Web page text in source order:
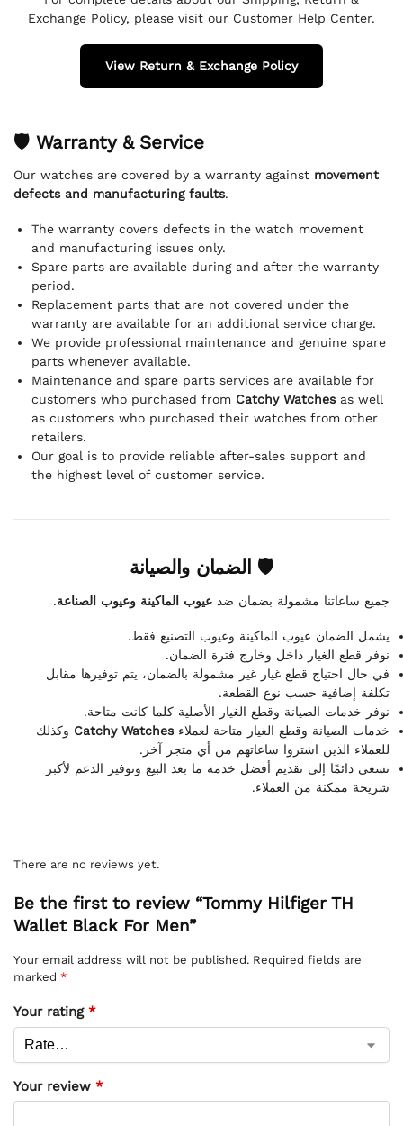
Exchange Policy, please visit our Customer Help Center.
View Return & Exchange Policy
🛡 Warranty & Service
Our watches are covered by a warranty against movement
defects and manufacturing faults.
The warranty covers defects in the watch movement
and manufacturing issues only.
Spare parts are available during and after the warranty
period.
Replacement parts that are not covered under the
warranty are available for an additional service charge.
We provide professional maintenance and genuine spare
parts whenever available.
Maintenance and spare parts services are available for
customers who purchased from Catchy Watchesas well
as customers who purchased their watches from other
retailers.
Our goal is to provide reliable after-sales support and
the highest level of customer service.
🛡 الضمان والصيانة
جميع ساعاتنا مشمولة بضمان ضد عيوب الماكينة وعيوب الصناعة.
يشمل الضمان عيوب الماكينة وعيوب التصنيع فقط.
نوفر قطع الغيار داخل وخارج فترة الضمان.
في حال احتياج قطع غيار غير مشمولة بالضمان، يتم توفيرها مقابل
تكلفة إضافية حسب نوع القطعة.
نوفر خدمات الصيانة وقطع الغيار الأصلية كلما كانت متاحة.
خدمات الصيانة وقطع الغيار متاحة لعملاءCatchy Watches وكذلك
للعملاء الذين اشتروا ساعاتهم من أي متجر آخر.
نسعى دائمًا إلى تقديم أفضل خدمة ما بعد البيع وتوفير الدعم لأكبر
شريحة ممكنة من العملاء.
There are no reviews yet.
Be the first to review “Tommy Hilfiger TH
Wallet Black For Men”
Your email address will not be published. Required fields are
marked *
Your rating *
Your review *